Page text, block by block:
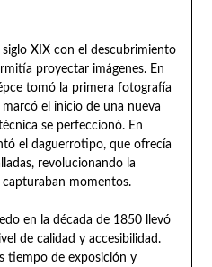
XIX con el descubrimiento
proyectar imágenes. En
tomó la primera fotografía
el inicio de una nueva
se perfeccionó. En
el daguerrotipo, que ofrecía
revolucionando la
capturaban momentos.
en la década de 1850 llevó
de calidad y accesibilidad.
tiempo de exposición y